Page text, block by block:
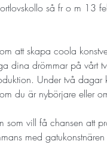
så fr o m 13
att skapa coola
dina drömmar på
Under två
du är nybörjare eller
som vill få chansen att
med